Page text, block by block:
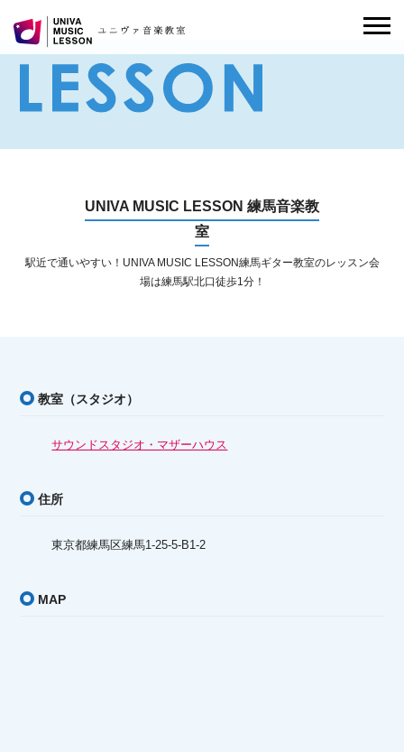
UNIVA MUSIC LESSON 練馬音楽教
室
駅近で通いやすい！UNIVA MUSIC LESSON練馬ギター教室のレッスン会
場は練馬駅北口徒歩1分！
教室（スタジオ）
サウンドスタジオ・マザーハウス
住所
東京都練馬区練馬1-25-5-B1-2
MAP